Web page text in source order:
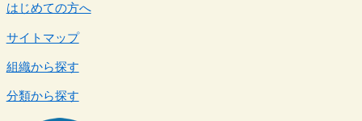
はじめての方へ
サイトマップ
組織から探す
分類から探す